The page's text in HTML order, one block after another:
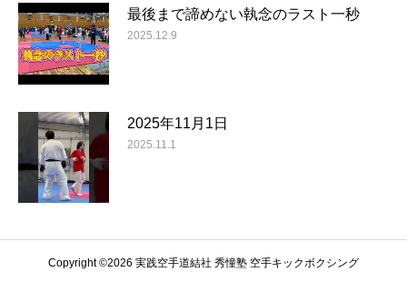
最後まで諦めない執念のラスト一秒
2025.12.9
2025年11月1日
2025.11.1
Copyright ©️2026 実践空手道結社 秀憧塾 空手キックボクシング